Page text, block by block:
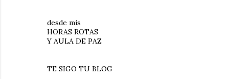
desde mis
HORAS ROTAS
Y AULA DE PAZ
TE SIGO TU BLOG